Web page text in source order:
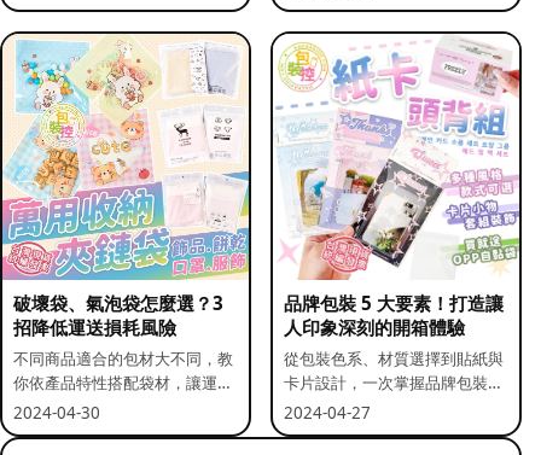
破壞袋、氣泡袋怎麼選？3
招降低運送損耗風險
不同商品適合的包材大不同，教
你依產品特性搭配袋材，讓運送
更安全。
2024-04-30
品牌包裝 5 大要素！打造讓
人印象深刻的開箱體驗
從包裝色系、材質選擇到貼紙與
卡片設計，一次掌握品牌包裝的
關鍵要素。
2024-04-27